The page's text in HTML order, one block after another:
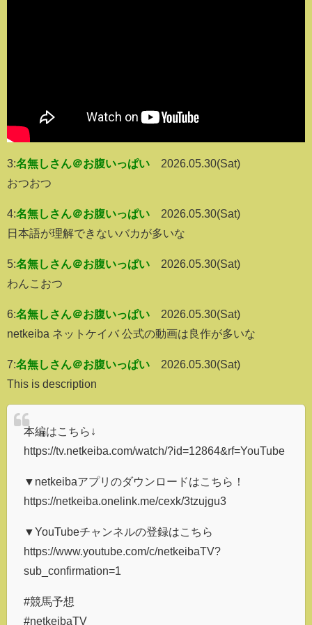
3:名無しさん＠お腹いっぱい
2026.05.30(Sat)
おつおつ
4:名無しさん＠お腹いっぱい
2026.05.30(Sat)
日本語が理解できないバカが多いな
5:名無しさん＠お腹いっぱい
2026.05.30(Sat)
わんこおつ
6:名無しさん＠お腹いっぱい
2026.05.30(Sat)
netkeiba ネットケイバ 公式の動画は良作が多いな
7:名無しさん＠お腹いっぱい
2026.05.30(Sat)
This is description
本編はこちら↓
https://tv.netkeiba.com/watch/?id=12864&rf=YouTube
▼netkeibaアプリのダウンロードはこちら！
https://netkeiba.onelink.me/cexk/3tzujgu3
▼YouTubeチャンネルの登録はこちら
https://www.youtube.com/c/netkeibaTV?
sub_confirmation=1
#競馬予想
#netkeibaTV